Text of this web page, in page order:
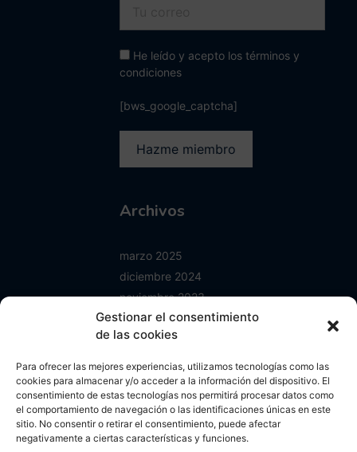
Gestionar el consentimiento
de las cookies
Para ofrecer las mejores experiencias, utilizamos tecnologías como las
cookies para almacenar y/o acceder a la información del dispositivo. El
consentimiento de estas tecnologías nos permitirá procesar datos como
el comportamiento de navegación o las identificaciones únicas en este
sitio. No consentir o retirar el consentimiento, puede afectar
negativamente a ciertas características y funciones.
He leído y acepto los términos y
condiciones
[bws_google_captcha]
Archivos
marzo 2025
diciembre 2024
noviembre 2023
junio 2023
enero 2023
abril 2022
octubre 2021
septiembre 2021
agosto 2021